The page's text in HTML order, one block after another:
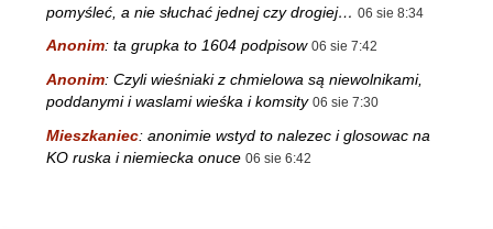
pomyśleć, a nie słuchać jednej czy drogiej… 06 sie 8:34
Anonim: ta grupka to 1604 podpisow 06 sie 7:42
Anonim: Czyli wieśniaki z chmielowa są niewolnikami,
poddanymi i waslami wieśka i komsity 06 sie 7:30
Mieszkaniec: anonimie wstyd to nalezec i glosowac na
KO ruska i niemiecka onuce 06 sie 6:42